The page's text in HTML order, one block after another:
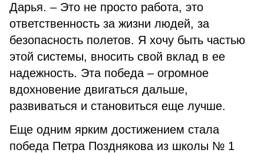
Дарья. – Это не просто работа, это
ответственность за жизни людей, за
безопасность полетов. Я хочу быть частью
этой системы, вносить свой вклад в ее
надежность. Эта победа – огромное
вдохновение двигаться дальше,
развиваться и становиться еще лучше.
Еще одним ярким достижением стала
победа Петра Позднякова из школы № 1